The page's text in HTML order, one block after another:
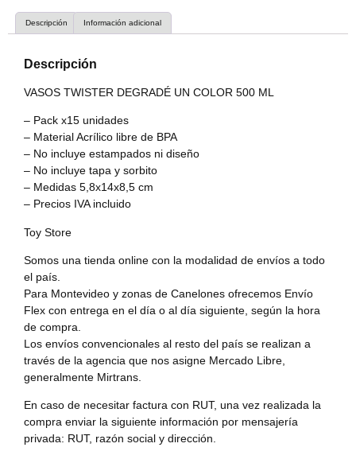
Descripción Información adicional
Descripción
VASOS TWISTER DEGRADÉ UN COLOR 500 ML
– Pack x15 unidades
– Material Acrílico libre de BPA
– No incluye estampados ni diseño
– No incluye tapa y sorbito
– Medidas 5,8x14x8,5 cm
– Precios IVA incluido
Toy Store
Somos una tienda online con la modalidad de envíos a todo
el país.
Para Montevideo y zonas de Canelones ofrecemos Envío
Flex con entrega en el día o al día siguiente, según la hora
de compra.
Los envíos convencionales al resto del país se realizan a
través de la agencia que nos asigne Mercado Libre,
generalmente Mirtrans.
En caso de necesitar factura con RUT, una vez realizada la
compra enviar la siguiente información por mensajería
privada: RUT, razón social y dirección.